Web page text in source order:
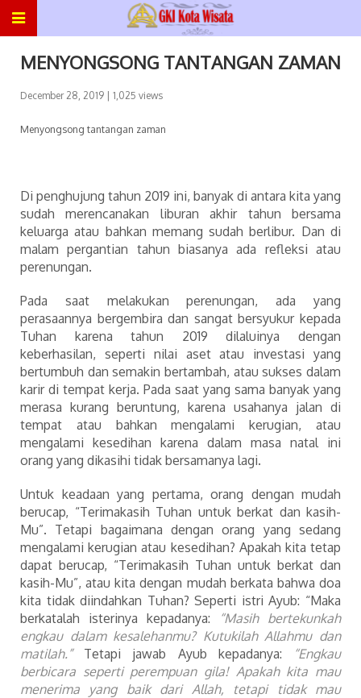
MENYONGSONG TANTANGAN ZAMAN
December 28, 2019 | 1,025 views
Menyongsong tantangan zaman
Di penghujung tahun 2019 ini, banyak di antara kita yang
sudah merencanakan liburan akhir tahun bersama
keluarga atau bahkan memang sudah berlibur. Dan di
malam pergantian tahun biasanya ada refleksi atau
perenungan.
Pada saat melakukan perenungan, ada yang
perasaannya bergembira dan sangat bersyukur kepada
Tuhan karena tahun 2019 dilaluinya dengan
keberhasilan, seperti nilai aset atau investasi yang
bertumbuh dan semakin bertambah, atau sukses dalam
karir di tempat kerja. Pada saat yang sama banyak yang
merasa kurang beruntung, karena usahanya jalan di
tempat atau bahkan mengalami kerugian, atau
mengalami kesedihan karena dalam masa natal ini
orang yang dikasihi tidak bersamanya lagi.
Untuk keadaan yang pertama, orang dengan mudah
berucap, “Terimakasih Tuhan untuk berkat dan kasih-
Mu”. Tetapi bagaimana dengan orang yang sedang
mengalami kerugian atau kesedihan? Apakah kita tetap
dapat berucap, “Terimakasih Tuhan untuk berkat dan
kasih-Mu”, atau kita dengan mudah berkata bahwa doa
kita tidak diindahkan Tuhan? Seperti istri Ayub: “Maka
berkatalah isterinya kepadanya:
“Masih bertekunkah
engkau dalam kesalehanmu? Kutukilah Allahmu dan
matilah.”Tetapi jawab Ayub kepadanya:
“Engkau
berbicara seperti perempuan gila! Apakah kita mau
menerima yang baik dari Allah, tetapi tidak mau